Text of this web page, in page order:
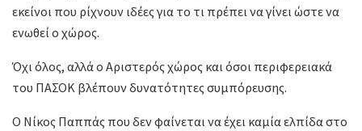
εκείνοι που ρίχνουν ιδέες για το τι πρέπει να γίνει ώστε να
ενωθεί ο χώρος.
Όχι όλος, αλλά ο Αριστερός χώρος και όσοι περιφερειακά
του ΠΑΣΟΚ βλέπουν δυνατότητες συμπόρευσης.
Ο Νίκος Παππάς που δεν φαίνεται να έχει καμία ελπίδα στο